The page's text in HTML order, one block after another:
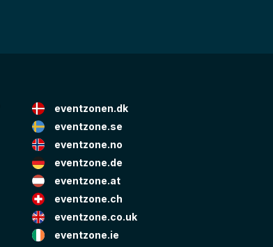
eventzonen.dk
eventzone.se
eventzone.no
eventzone.de
eventzone.at
eventzone.ch
eventzone.co.uk
eventzone.ie